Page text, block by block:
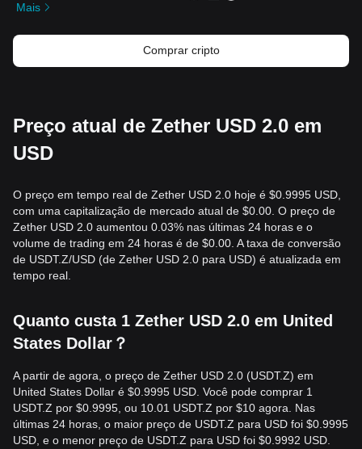
Mais
Comprar cripto
Preço atual de Zether USD 2.0 em
USD
O preço em tempo real de Zether USD 2.0 hoje é $0.9995 USD,
com uma capitalização de mercado atual de $0.00. O preço de
Zether USD 2.0 aumentou 0.03% nas últimas 24 horas e o
volume de trading em 24 horas é de $0.00. A taxa de conversão
de USDT.Z/USD (de Zether USD 2.0 para USD) é atualizada em
tempo real.
Quanto custa 1 Zether USD 2.0 em United
States Dollar？
A partir de agora, o preço de Zether USD 2.0 (USDT.Z) em
United States Dollar é $0.9995 USD. Você pode comprar 1
USDT.Z por $0.9995, ou 10.01 USDT.Z por $10 agora. Nas
últimas 24 horas, o maior preço de USDT.Z para USD foi $0.9995
USD, e o menor preço de USDT.Z para USD foi $0.9992 USD.